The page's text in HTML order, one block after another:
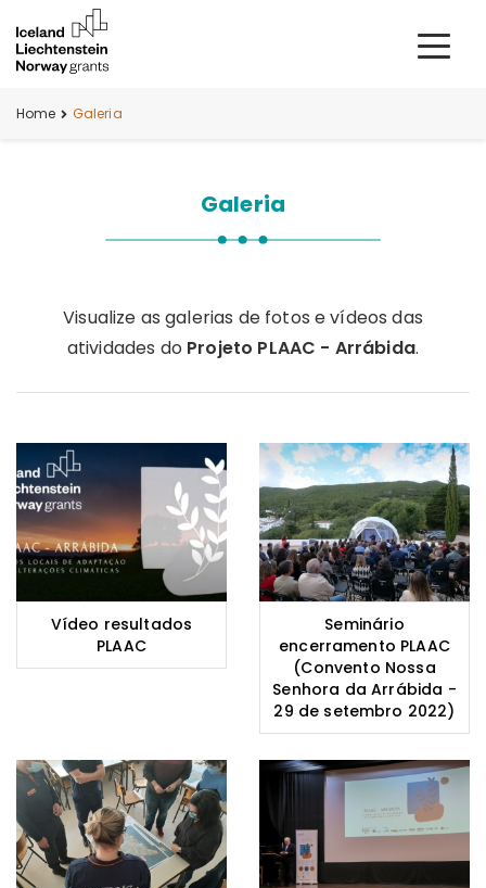
Home Galeria
Galeria
Visualize as galerias de fotos e vídeos das
atividades do Projeto PLAAC - Arrábida.
Vídeo resultados
PLAAC
Seminário
encerramento PLAAC
(Convento Nossa
Senhora da Arrábida -
29 de setembro 2022)